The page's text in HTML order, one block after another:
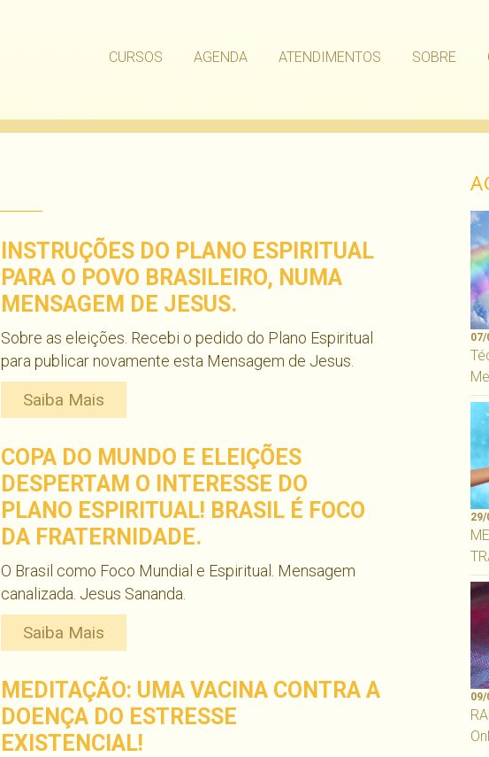
CURSOS AGENDA ATENDIMENTOS SOBRE
INSTRUÇÕES DO PLANO ESPIRITUAL
PARA O POVO BRASILEIRO, NUMA
MENSAGEM DE JESUS.
Sobre as eleições. Recebi o pedido do Plano Espiritual
para publicar novamente esta Mensagem de Jesus.
Saiba Mais
COPA DO MUNDO E ELEIÇÕES
DESPERTAM O INTERESSE DO
PLANO ESPIRITUAL! BRASIL É FOCO
DA FRATERNIDADE.
O Brasil como Foco Mundial e Espiritual. Mensagem
canalizada. Jesus Sananda.
Saiba Mais
MEDITAÇÃO: UMA VACINA CONTRA A
DOENÇA DO ESTRESSE
EXISTENCIAL!
07/
29/
09/